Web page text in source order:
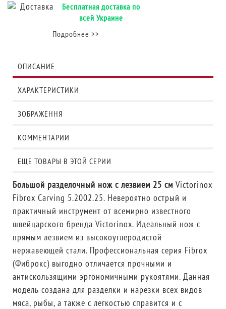
Бесплатная доставка по
всей Украине
Подробнее >>
ОПИСАНИЕ
ХАРАКТЕРИСТИКИ
ЗОБРАЖЕННЯ
КОММЕНТАРИИ
ЕЩЕ ТОВАРЫ В ЭТОЙ СЕРИИ
Большой разделочный нож с лезвием 25 см Victorinox
Fibrox Carving 5.2002.25. Невероятно острый и
практичный инструмент от всемирно известного
швейцарского бренда Victorinox. Идеальный нож с
прямым лезвием из высокоуглеродистой
нержавеющей стали. Профессиональная серия Fibrox
(Фиброкс) выгодно отличается прочными и
антискользящими эргономичными рукоятями. Данная
модель создана для разделки и нарезки всех видов
мяса, рыбы, а также с легкостью справится и с